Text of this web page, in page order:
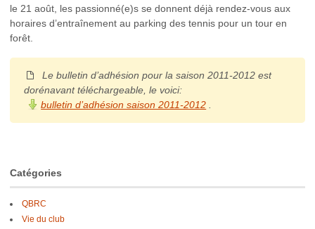
le 21 août, les passionné(e)s se donnent déjà rendez-vous aux
horaires d’entraînement au parking des tennis pour un tour en
forêt.
Le bulletin d’adhésion pour la saison 2011-2012 est
dorénavant téléchargeable, le voici:
bulletin d’adhésion saison 2011-2012
Catégories
QBRC
Vie du club